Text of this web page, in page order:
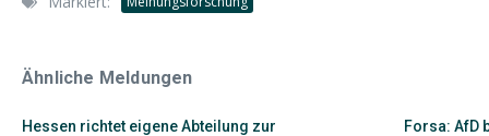
Ähnliche Meldungen
Hessen richtet eigene Abteilung zur
Forsa: AfD